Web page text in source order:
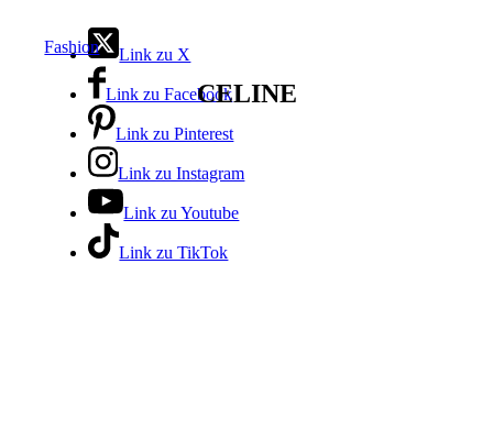
Link zu X
Link zu Facebook
Link zu Pinterest
Link zu Instagram
Link zu Youtube
Link zu TikTok
Fashion
CELINE